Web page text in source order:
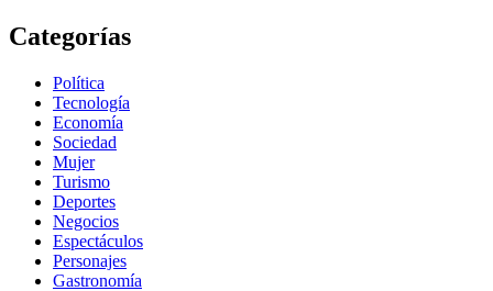
Categorías
Política
Tecnología
Economía
Sociedad
Mujer
Turismo
Deportes
Negocios
Espectáculos
Personajes
Gastronomía